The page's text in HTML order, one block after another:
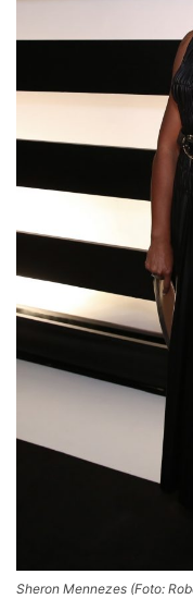
Sheron Mennezes (Foto: